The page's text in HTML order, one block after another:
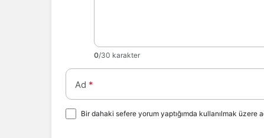
0/30 karakter
Ad *
Bir dahaki sefere yorum yaptığımda kullanılmak üzere